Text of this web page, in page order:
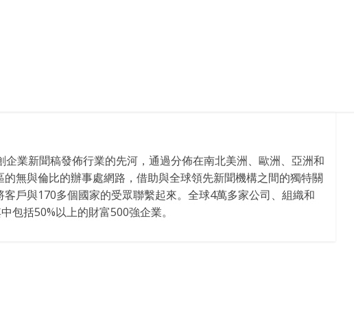
企業新聞稿發佈行業的先河，通過分佈在南北美洲、歐洲、亞洲和
的無與倫比的辦事處網路，借助與全球領先新聞機構之間的獨特關
戶與170多個國家的受眾聯繫起來。全球4萬多家公司、組織和
包括50%以上的財富500強企業。